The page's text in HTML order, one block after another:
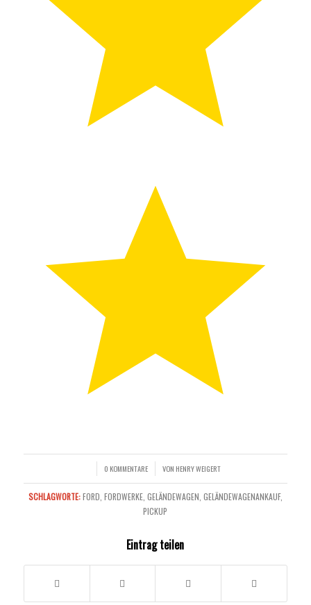
0 KOMMENTARE
/ VON HENRY WEIGERT
SCHLAGWORTE:FORD FORDWERKE, GELÄNDEWAGEN GELÄNDEWAGENANKAUF,
PICKUP
Eintrag teilen